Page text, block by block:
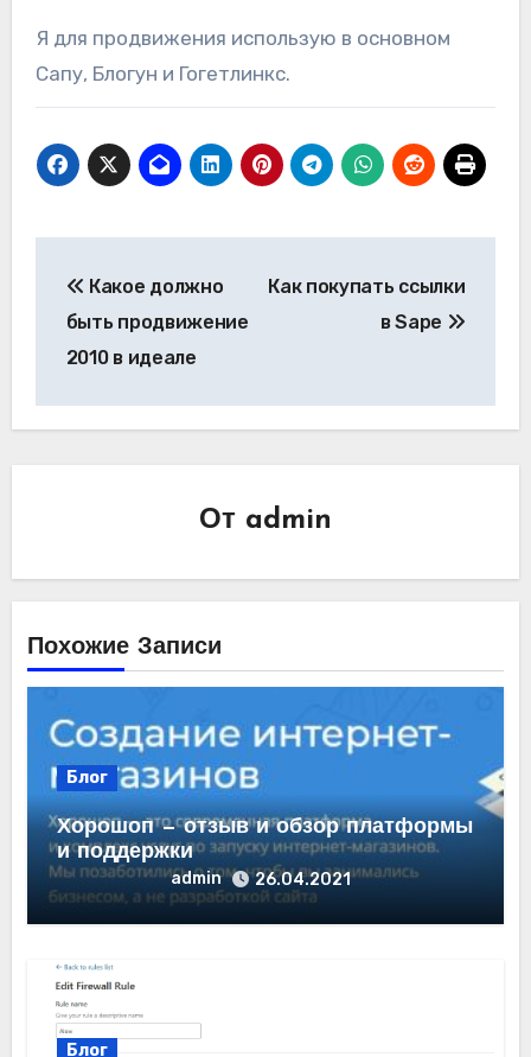
Я для продвижения использую в основном
Сапу, Блогун и Гогетлинкс.
по
записям
Какое должно
быть продвижение
2010 в идеале
Как покупать ссылки
в Sape
От admin
Похожие Записи
Блог
Хорошоп — отзыв и обзор платформы
и поддержки
admin 26.04.2021
Блог